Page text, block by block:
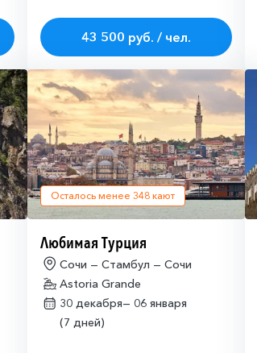
43 500 руб. / чел.
Осталось менее 348 кают
Любимая Турция
Сочи — Стамбул — Сочи
Astoria Grande
30 декабря— 06 января
(7 дней)